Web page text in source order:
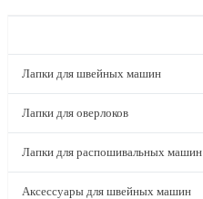
Лапки для швейных машин
Лапки для оверлоков
Лапки для распошивальных машин
Аксессуары для швейных машин